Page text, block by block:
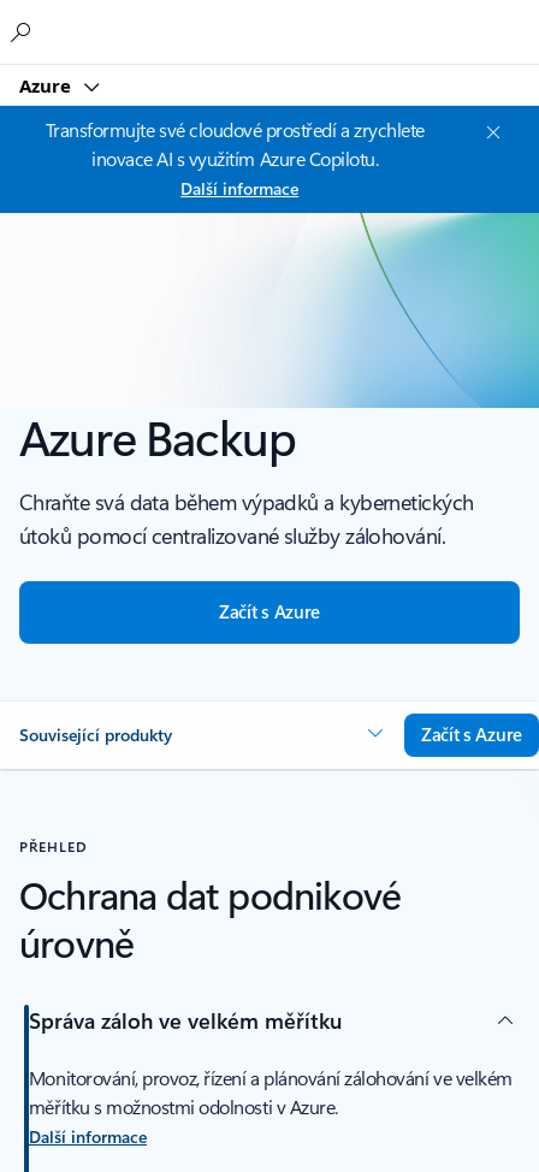
Azure
Transformujte své cloudové prostředí a zrychlete
inovace AI s využitím Azure Copilotu.
Další informace
Azure Backup
Chraňte svá data během výpadků a kybernetických
útoků pomocí centralizované služby zálohování.
Začít s Azure
Související produkty Začít s Azure
PŘEHLED
Ochrana dat podnikové
úrovně
Správa záloh ve velkém měřítku
Monitorování, provoz, řízení a plánování zálohování ve velkém
měřítku s možnostmi odolnosti v Azure.
Další informace